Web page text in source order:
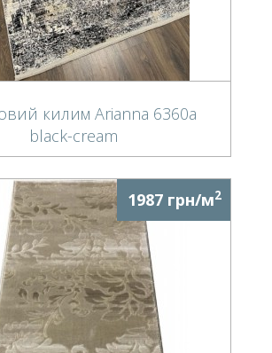
килим Arianna 6360a
black-cream
1987 грн/м2